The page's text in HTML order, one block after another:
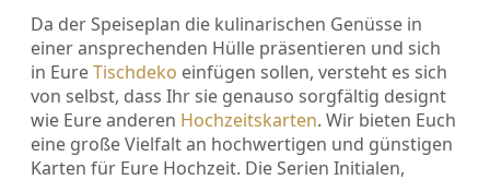
Da der Speiseplan die kulinarischen Genüsse in
einer ansprechenden Hülle präsentieren und sich
in EureTischdeko einfügen sollen, versteht es sich
von selbst, dass Ihr sie genauso sorgfältig designt
wie Eure anderen Hochzeitskarten. Wir bieten Euch
eine große Vielfalt an hochwertigen und günstigen
Karten für Eure Hochzeit. Die Serien Initialen,